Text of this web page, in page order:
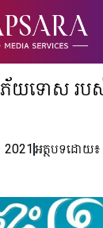
យទោស រ
2021 អត្ថបទដោយ៖